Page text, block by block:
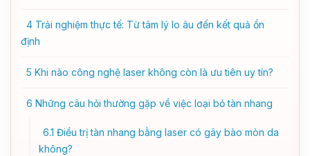
4 Trải nghiệm thực tế: Từ tâm lý lo âu đến kết quả ổn
định
5 Khi nào công nghệ laser không còn là ưu tiên uy tín?
6 Những câu hỏi thường gặp về việc loại bỏ tàn nhang
6.1 Điều trị tàn nhang bằng laser có gây bào mòn da
không?